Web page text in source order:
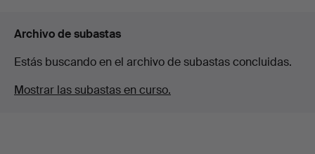
Archivo de subastas
Estás buscando en el archivo de subastas concluidas.
Mostrar las subastas en curso.